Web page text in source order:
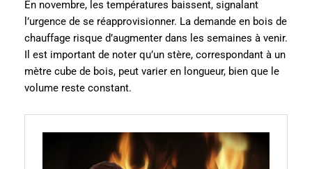
En novembre, les températures baissent, signalant
l’urgence de se réapprovisionner. La demande en bois de
chauffage risque d’augmenter dans les semaines à venir.
Il est important de noter qu’un stère, correspondant à un
mètre cube de bois, peut varier en longueur, bien que le
volume reste constant.